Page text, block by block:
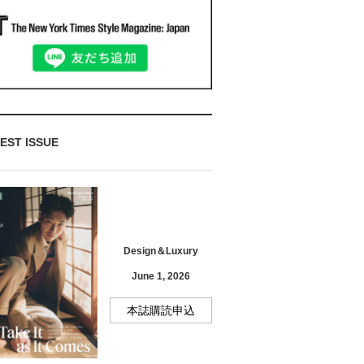
ISSUE
Design＆Luxury
June 1, 2026
本誌購読申込